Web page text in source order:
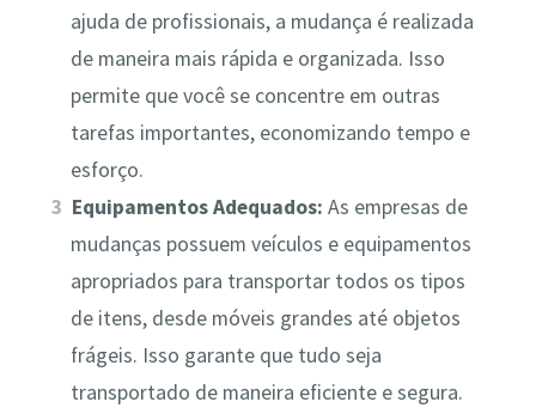
ajuda de profissionais, a mudança é realizada
de maneira mais rápida e organizada. Isso
permite que você se concentre em outras
tarefas importantes, economizando tempo e
esforço.
Equipamentos Adequados: As empresas de
mudanças possuem veículos e equipamentos
apropriados para transportar todos os tipos
de itens, desde móveis grandes até objetos
frágeis. Isso garante que tudo seja
transportado de maneira eficiente e segura.